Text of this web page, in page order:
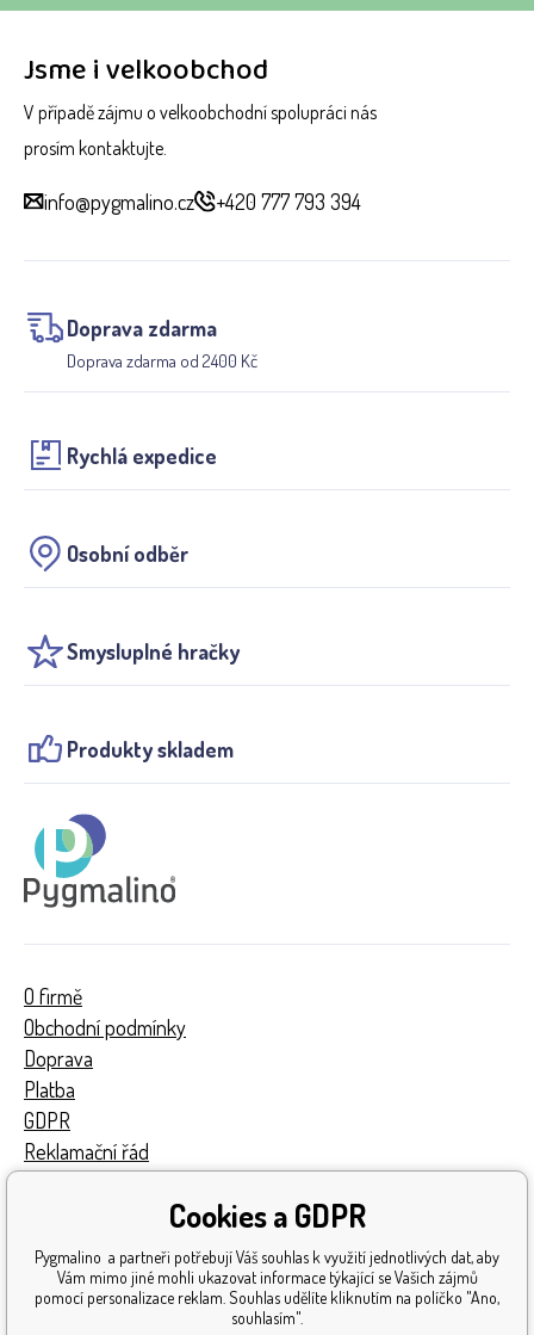
Jsme i velkoobchod
V případě zájmu o velkoobchodní spolupráci nás
prosím kontaktujte.
info@pygmalino.cz +420 777 793 394
Doprava zdarma
Doprava zdarma od 2400 Kč
Rychlá expedice
Osobní odběr
Smysluplné hračky
Produkty skladem
O firmě
Obchodní podmínky
Doprava
Platba
GDPR
Reklamační řád
Získaná ocenění
Katalog hraček
Mapa stránek
Cookies a GDPR
Pygmalino a partneři potřebují Váš souhlas k využití jednotlivých dat, aby
Vám mimo jiné mohli ukazovat informace týkající se Vašich zájmů
pomocí personalizace reklam. Souhlas udělíte kliknutím na políčko "Ano,
souhlasím".